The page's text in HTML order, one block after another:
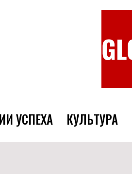
УСПЕХА КУЛЬТУРА